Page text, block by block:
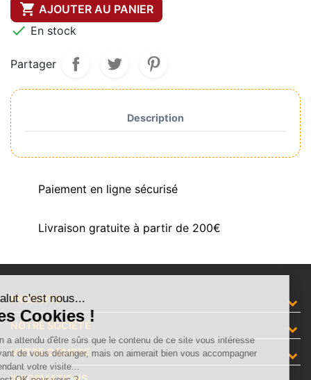
 AJOUTER AU PANIER
 En stock
Partager
Description
Paiement en ligne sécurisé
Livraison gratuite à partir de 200€
PRODUITS
NOTRE SOCIÉTÉ
VOTRE COMPTE
Salut c'est nous...
les Cookies !
On a attendu d'être sûrs que le contenu de ce site vous intéresse
avant de vous déranger, mais on aimerait bien vous accompagner
pendant votre visite...